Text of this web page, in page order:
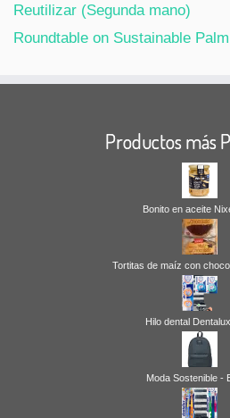
Reutilizar (Segunda mano)
Roundtable on Sustainable
Productos más
Bonito en aceite
Tortitas de maíz con
Hilo dental
Moda Sostenible -